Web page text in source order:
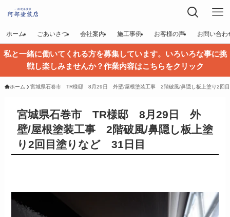
ホーム ごあいさつ 会社案内 施工事例 お客様の声 お問い合わ
私と一緒に働いてくれる方を募集しています。いろいろな事に挑
戦し楽しみませんか？作業内容はこちらをクリック
ホーム 宮城県石巻市 TR様邸 8月29日 外壁/屋根塗装工事 2階破風/鼻隠し板上塗り2回
宮城県石巻市 TR様邸 8月29日 外
壁/屋根塗装工事 2階破風/鼻隠し板上塗
り2回目塗りなど 31日目